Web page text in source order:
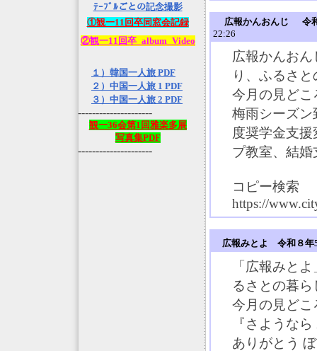
ﾃｰﾌﾞﾙごとの記念撮影
①観一11回卒同窓会記録
②観一11回卒_album_Video
１）韓国一人旅 PDF
２）中国一人旅 1 PDF
３）中国一人旅 2 PDF
---------------------
観一36会第1回雅楽多展
写真集PDF
---------------------
広報かんおんじ 令
22:26
広報かんお
り、ふるさ
今月の見どこ
梅雨シーズン
度奨学金支
プ教室、結
コピー検索
https://
広報みとよ 令和８
「広報みと
るさとの暮
今月の見どこ
『さような
ありがとう